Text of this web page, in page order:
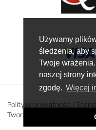
Używamy
śledzenia, aby
Twoje
naszej strony
zgodę. Więcej
Polityka prywatności |
Tworzenie stron www: